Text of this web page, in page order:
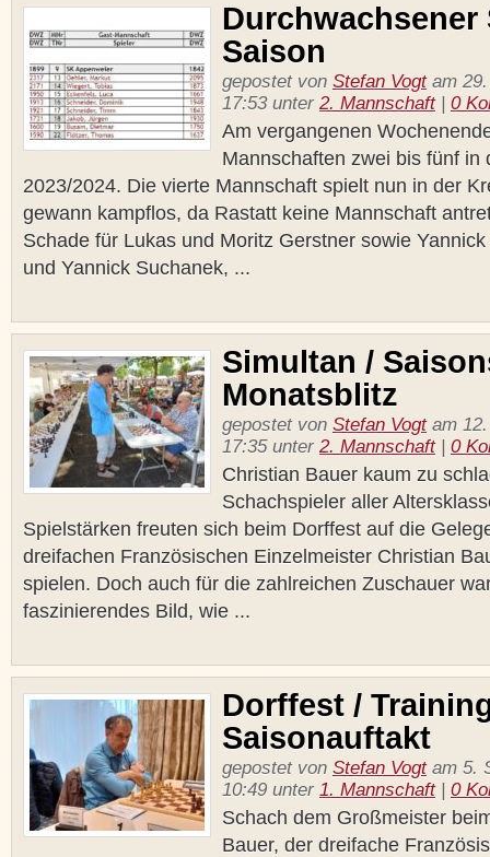
Durchwachsener
Saison
gepostet von Stefan Vogtam 29.
17:53 unter 2. Mannschaft| 0
Am vergangenen
Mannschaften zwei bis fünf in
2023/2024. Die vierte Mannschaft spielt nun in der
gewann kampflos, da Rastatt keine Mannschaft
Schade für Lukas und Moritz Gerstner sowie
und Yannick Suchanek, ...
Simultan /
Monatsblitz
gepostet von Stefan Vogtam 12.
17:35 unter 2. Mannschaft| 0
Christian Bauer kaum zu
Schachspieler aller
Spielstärken freuten sich beim Dorffest auf die
dreifachen Französischen Einzelmeister Christian
spielen. Doch auch für die zahlreichen Zuschauer
faszinierendes Bild, wie ...
Dorffest /
Saisonauftakt
gepostet von Stefan Vogtam 5.
10:49 unter 1. Mannschaft| 0
Schach dem Großmeister
Bauer, der dreifache